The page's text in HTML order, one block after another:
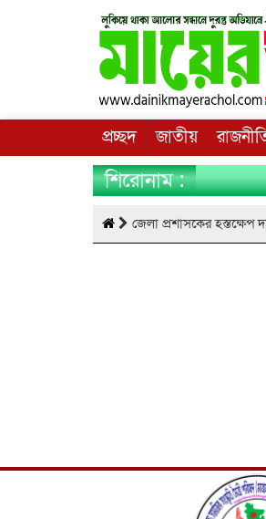
প্রচ্ছদ জাতীয়
শিরোনাম :
জেলা প্রশাসকের হস্তক্ষেপ